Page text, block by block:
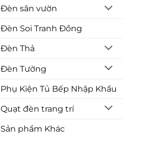
Đèn sân vườn
Đèn Soi Tranh Đồng
Đèn Thả
Đèn Tường
Phụ Kiện Tủ Bếp Nhập Khẩu
Quạt đèn trang trí
Sản phẩm Khác